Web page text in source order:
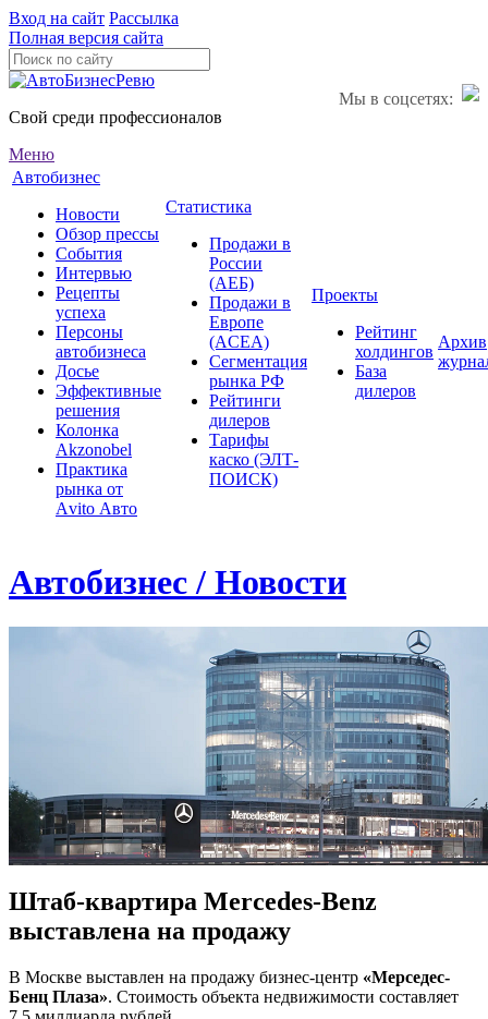
Вход на сайт Рассылка
Полная версия сайта
Мы в соцсетях:
Свой среди профессионалов
Меню
Автобизнес
Новости
Обзор прессы
События
Интервью
Рецепты
успеха
Персоны
автобизнеса
Досье
Эффективные
решения
Колонка
Akzonobel
Практика
рынка от
Аvito Авто
Статистика
Продажи в
России
(АЕБ)
Продажи в
Европе
(ACEA)
Сегментация
рынка РФ
Рейтинги
дилеров
Тарифы
каско (ЭЛТ-
ПОИСК)
Проекты
Рейтинг
холдингов
База
дилеров
Архив
Автобизнес / Новости
Штаб-квартира Mercedes-Benz
выставлена на продажу
В Москве выставлен на продажу бизнес-центр «Мерседес-
Бенц Плаза». Стоимость объекта недвижимости составляет